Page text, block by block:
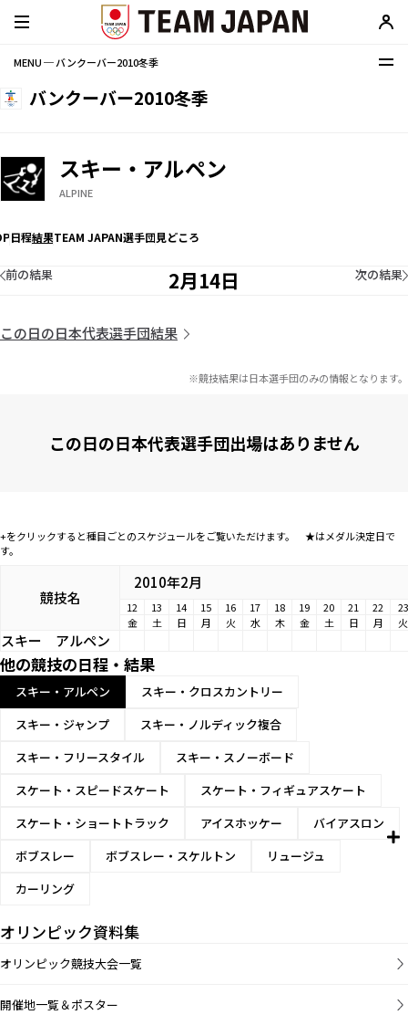
MENU ─ バンクーバー2010冬季
バンクーバー2010冬季
スキー・アルペン
ALPINE
日程結果TEAM JAPAN選手団見どころ
2月14日
前の結果 次の結果
この日の日本代表選手団結果
※競技結果は日本選手団のみの情報となります。
この日の日本代表選手団出場はありません
+をクリックすると種目ごとのスケジュールをご覧いただけます。 ★はメダル決定日で
す。
競技名
2010年2月
12 13 14 15 16 17 18 19 20 21 22
23
金
土 日 月 火 水 木 金 土 日 月 火
スキー アルペン
他の競技の日程・結果
スキー・アルペン
スキー・クロスカントリー
スキー・ジャンプ
スキー・ノルディック複合
スキー・フリースタイル
スキー・スノーボード
スケート・スピードスケート
スケート・フィギュアスケート
スケート・ショートトラック
アイスホッケー
バイアスロン
ボブスレー
ボブスレー・スケルトン
リュージュ
カーリング
オリンピック資料集
オリンピック競技大会一覧
開催地一覧＆ポスター